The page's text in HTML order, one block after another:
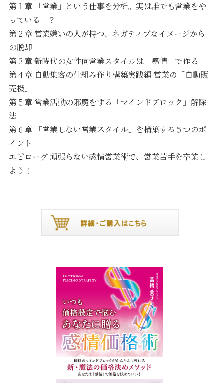
第１章 「営業」という仕事を分析。実は誰でも営業をや
っている！？
第２章 営業嫌いの人が持つ、ネガティブなイメージから
の脱却
第３章 新時代の女性向営業スタイルは「感情」で作る
第４章 自動集客の仕組み作り構築実践編 営業の「自動販
売機」
第５章 営業活動の邪魔をする「マインドブロック」解除
法
第６章 「営業しない営業スタイル」を構築する５つのポ
イント
エピローグ 頑張らない感情営業術で、営業苦手を卒業し
よう！